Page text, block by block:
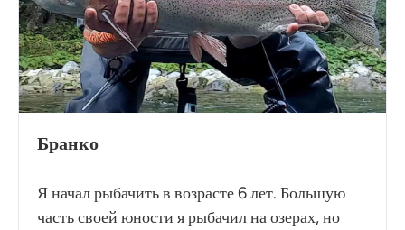
Бранко
Я начал рыбачить в возрасте 6 лет. Большую
часть своей юности я рыбачил на озерах, но